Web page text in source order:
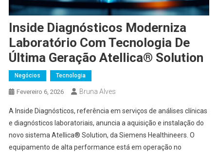
Inside Diagnósticos Moderniza
Laboratório Com Tecnologia De
Última Geração Atellica® Solution
Negócios Tecnologia
Fevereiro 6, 2026 Bruna Alves
A Inside Diagnósticos, referência em serviços de análises clínicas
e diagnósticos laboratoriais, anuncia a aquisição e instalação do
novo sistema Atellica® Solution, da Siemens Healthineers. O
equipamento de alta performance está em operação no